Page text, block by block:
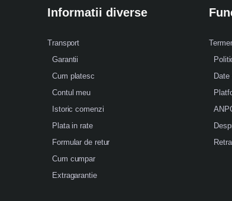
Informatii diverse
Transport
Garantii
Cum platesc
Contul meu
Istoric comenzi
Plata in rate
Formular de retur
Cum cumpar
Extragarantie